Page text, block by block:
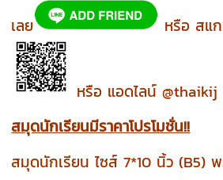
เลย
หรือ สแ
หรือ แอดไลน์ @thaikij
สมุดนักเรียนมีราคาโปรโมชั่น!!
สมุดนักเรียน ไซส์ 7*10 นิ้ว (B5)